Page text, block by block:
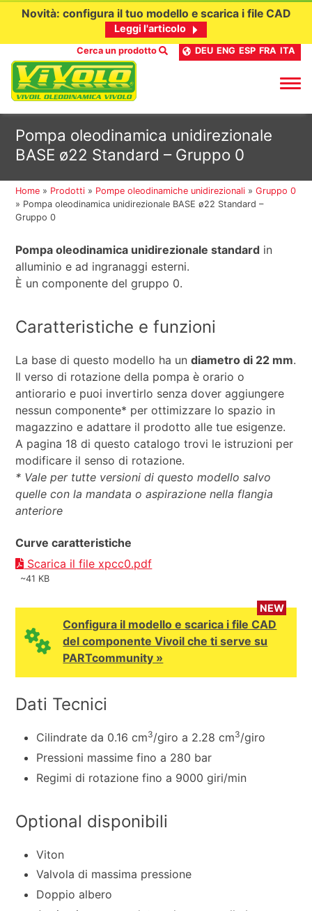
contenuto
Novità: configura il tuo modello e scarica i file CAD
Leggi l'articolo
Cerca un prodotto DEU ENG ESP FRA ITA
Pompa oleodinamica unidirezionale
BASE ø22 Standard – Gruppo 0
Home » Prodotti » Pompe oleodinamiche unidirezionali »Gruppo 0
» Pompa oleodinamica unidirezionale BASE ø22 Standard –
Gruppo 0
Pompa oleodinamica unidirezionale standard in
alluminio e ad ingranaggi esterni.
È un componente del gruppo 0.
Caratteristiche e funzioni
La base di questo modello ha undiametro di 22 mm.
Il verso di rotazione della pompa è orario o
antiorario e puoi invertirlo senza dover aggiungere
nessun componente* per ottimizzare lo spazio in
magazzino e adattare il prodotto alle tue esigenze.
A pagina 18 di questo catalogo trovi le istruzioni per
modificare il senso di rotazione.
* Vale per tutte versioni di questo modello salvo
quelle con la mandata o aspirazione nella flangia
anteriore
Curve caratteristiche
Scarica il file xpcc0.pdf
~41 KB
NEW
Configura il modello e scarica i file CAD
del componente Vivoil che ti serve su
PARTcommunity »
Dati Tecnici
Cilindrate da 0.16 cm3/giro a 2.28 cm3/giro
Pressioni massime fino a 280 bar
Regimi di rotazione fino a 9000 giri/min
Optional disponibili
Viton
Valvola di massima pressione
Doppio albero